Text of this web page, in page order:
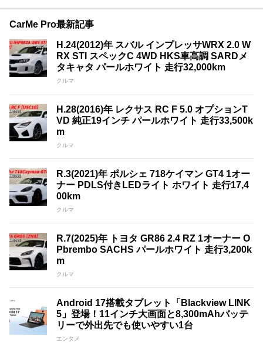
CarMe Pro最新記事
H.24(2012)年 スバル インプレッサWRX 2.0 W
RX STI スペックC 4WD HKS車高調 SARDメ
タキャタ パールホワイト 走行32,000km
クルマ
H.28(2016)年 レクサス RC F 5.0 オプションT
VD 純正19インチ パールホワイト 走行33,500k
m
クルマ
R.3(2021)年 ポルシェ 718ケイマン GT4 1オー
ナー PDLS付きLEDライト ホワイト 走行17,4
00km
クルマ
R.7(2025)年 トヨタ GR86 2.4 RZ 1オーナー O
Pbrembo SACHS パールホワイト 走行3,200k
m
クルマ
Android 17搭載タブレット「Blackview LINK
5」登場！11インチ大画面と8,300mAhバッテ
リーで外出先でも使いやすい1台
エンタメ